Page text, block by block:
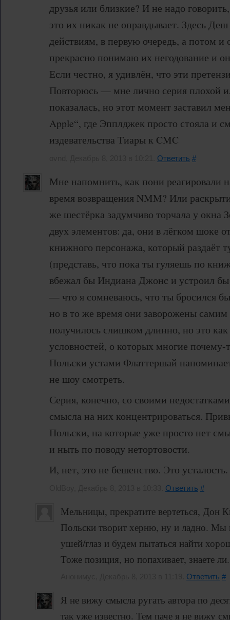
друзья или близкие? И не надо
это их никак не оправдывает. Здесь
действиям, в первую очередь, а потом и
прекрасно понимаю их негодование и
Если честно, я удивлён, что эти
Повторюсь — мне лично серия плохой
показалась, но этот момент заставил
Apple“, где Эпплджек просто стояла и
издевательства Тиары к CMC
Ответить #
Мне напомнить, как пони реагировали
время возвращения NMM? Или
же шестёрка задумчиво торчала у окна
двух элементов: да, они в лёгком шоке
книжного персонажа, который раздаёт
(представь, что пока ты гуляешь по
вбежал бы Индиана Джонс и устроил бы
— что я сомневаюсь, что ты бросился
но в то же время они заворожены
получилось слишком длинно, но это
условностей, о которых многие
Польски устами Флаттершай
не шоу смотреть.
Серия, конечно, со своими
смысла на них концентрироваться.
Польски, на которые уже просто нет
и ныть по поводу нетортовости.
И, нет, это не бешенство. Это усталость.
Ответить #
Мельницы, прекратите вертеться, Дон
Польски творит херню, ну и ладно.
ушей/глаз и будем пытаться найти
Тоже позиция, но попахивает, знаете ли.
Ответить #
Я не вижу смысла ругать автора по
так уже известно. Тем паче я не вижу